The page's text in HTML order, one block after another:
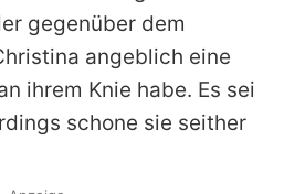
gegenüber dem
angeblich eine
ihrem Knie habe. Es sei
schone sie seither